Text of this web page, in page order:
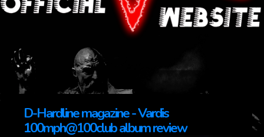
D-Hardline magazine - Vardis
100mph@100club album review